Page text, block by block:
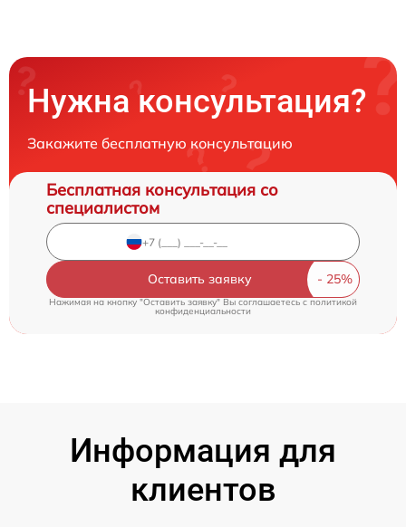
Нужна консультация?
Закажите бесплатную консультацию
Бесплатная консультация со
специалистом
Оставить заявку
Нажимая на кнопку "Оставить заявку" Вы соглашаетесь cполитикой
конфиденциальности
Информация для
клиентов